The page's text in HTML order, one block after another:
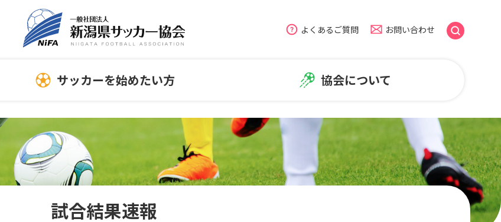
よくあるご質問 お問い合わせ
指導者向け情報
指導者
広報・普及活動
NiFAニュース
サッカーを始めたい方
サッカーを始める時のよくある質問
協会について
委員会
連盟
スポンサーについて
ホームページについて
試合結果速報